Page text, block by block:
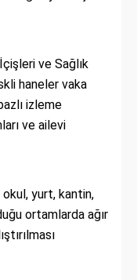
ve Sağlık
haneler vaka
izleme
ve ailevi
okul, yurt, kantin,
ortamlarda ağır